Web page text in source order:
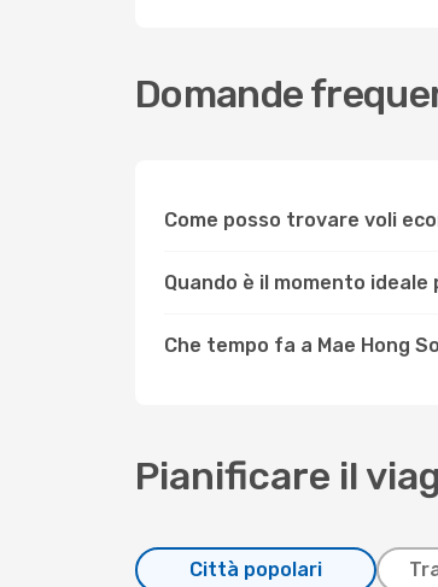
Domande
Come posso trovare voli
Quando è il momento ideale
Che tempo fa a Mae Hong
Pianificare il
Città popolari